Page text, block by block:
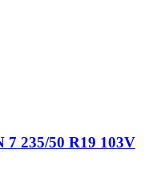
235/50 R19 103V